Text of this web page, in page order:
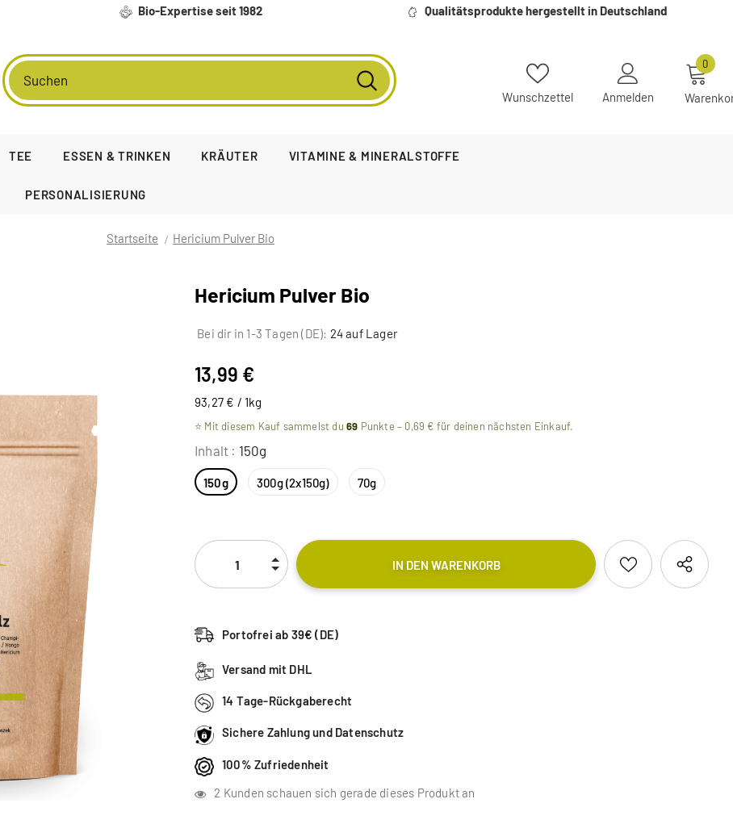
Bio-Expertise seit 1982 Qualitätsprodukte hergestellt in Deutschland
Wunschzettel Anmelden
0
TEE ESSEN & TRINKEN KRÄUTER VITAMINE & MINERALSTOFFE
PERSONALISIERUNG
Startseite Hericium Pulver Bio
Hericium Pulver Bio
Bei dir in 1-3 Tagen (DE): 24 auf Lager
13,99 €
93,27 € / 1kg
⭐ Mit diesem Kauf sammelst du 69 Punkte – 0,69 € für deinen nächsten Einkauf.
Inhalt : 150g
150g 300g (2x150g) 70g
Portofrei ab 39€ (DE)
Versand mit DHL
14 Tage-Rückgaberecht
Sichere Zahlung und Datenschutz
100% Zufriedenheit
2 Kunden schauen sich gerade dieses Produkt an